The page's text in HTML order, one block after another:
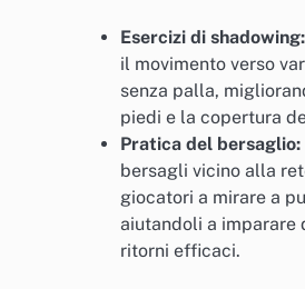
Esercizi di shadowing:
il movimento verso
senza palla,
piedi e la copertura
Pratica del bersaglio:
bersagli vicino alla
giocatori a mirare a
aiutandoli a imparare
ritorni efficaci.